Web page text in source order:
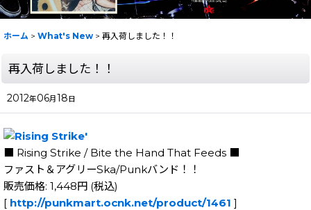
ホーム > What's New > 再入荷しました！！
再入荷しました！！
2012年06月18日
■ Rising Strike / Bite the Hand That Feeds ■
ファスト＆アグリーSka/Punkバンド！！
販売価格: 1,448円 (税込)
[ http://punkmart.ocnk.net/product/1461 ]